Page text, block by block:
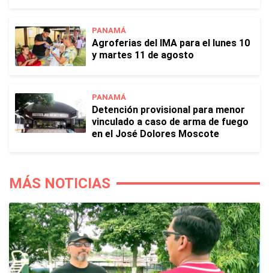
PANAMÁ
Agroferias del IMA para el lunes 10
y martes 11 de agosto
PANAMÁ
Detención provisional para menor
vinculado a caso de arma de fuego
en el José Dolores Moscote
MÁS NOTICIAS